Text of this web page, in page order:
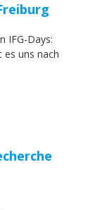
IFG-Days:
es uns nach